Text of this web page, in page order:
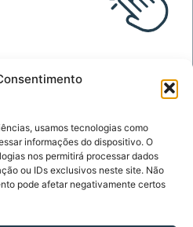
usamos tecnologias como
informações do dispositivo. O
nos permitirá processar dados
ou IDs exclusivos neste site. Não
pode afetar negativamente certos